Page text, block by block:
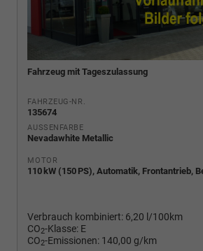
Fahrzeug mit Tageszulassung
FAHRZEUG-NR.
135674
AUSSENFARBE
Nevadawhite Metallic
MOTOR
110 kW (150 PS), Automatik, Frontantrieb,
Verbrauch kombiniert: 6,20 l/100km
CO2-Klasse: E
CO2-Emissionen: 140,00 g/km